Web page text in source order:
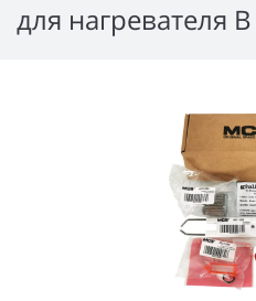
для нагревателя